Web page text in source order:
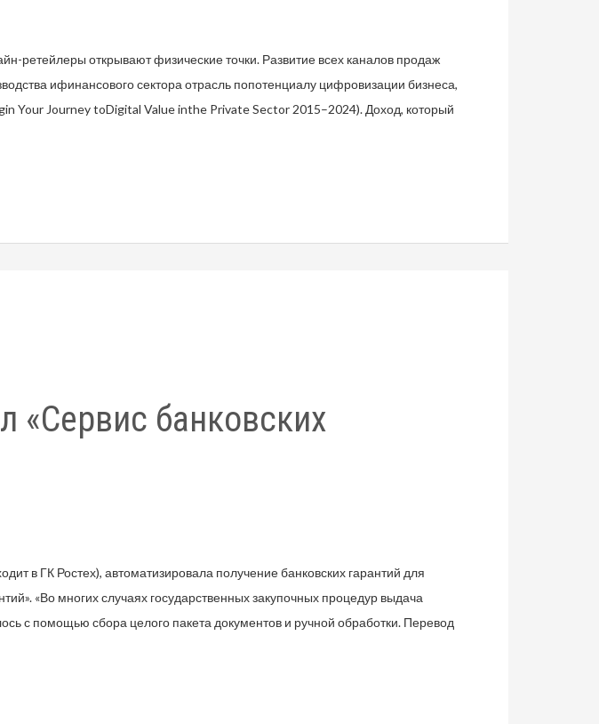
ретейлеры открывают физические точки. Развитие всех каналов продаж
ифинансового сектора отрасль попотенциалу цифровизации бизнеса,
Your Journey toDigital Value inthe Private Sector 2015–2024). Доход, который
«Сервис банковских
в ГК Ростех), автоматизировала получение банковских гарантий для
«Во многих случаях государственных закупочных процедур выдача
с помощью сбора целого пакета документов и ручной обработки. Перевод